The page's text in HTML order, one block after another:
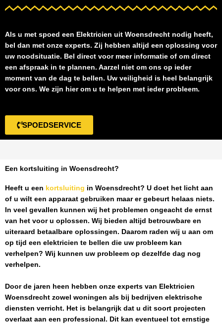
Als u met spoed een Elektricien uit Woensdrecht nodig heeft,
bel dan met onze experts. Zij hebben altijd een oplossing voor
uw noodsituatie. Bel direct voor meer informatie of om direct
een afspraak in te plannen. Aarzel niet om ons op ieder
moment van de dag te bellen. Uw veiligheid is heel belangrijk
voor ons. We zijn hier om u te helpen met ieder probleem.
SPOEDSERVICE
Een kortsluiting in Woensdrecht?
Heeft u een kortsluiting in Woensdrecht? U doet het licht aan
of u wilt een apparaat gebruiken maar er gebeurt helaas niets.
In veel gevallen kunnen wij het problemen ongeacht de ernst
van het voor u oplossen. Wij bieden altijd betrouwbare en
uiteraard betaalbare oplossingen. Daarom raden wij u aan om
op tijd een elektricien te bellen die uw probleem kan
verhelpen? Wij kunnen uw probleem op dezelfde dag nog
verhelpen.
Door de jaren heen hebben onze experts van Elektricien
Woensdrecht zowel woningen als bij bedrijven elektrische
diensten verricht. Het is belangrijk dat u dit soort projecten
overlaat aan een professional. Dit kan eventueel tot ernstige